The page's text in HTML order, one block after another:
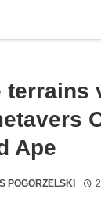
terrains
Ape
POGORZELSKI